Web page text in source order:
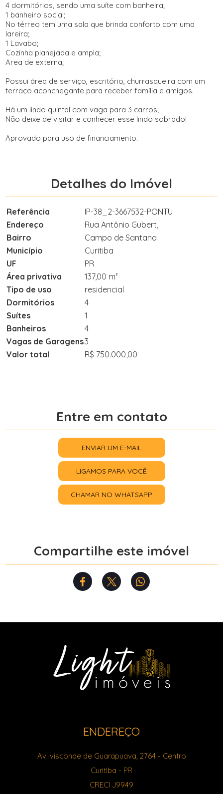
4 dormitórios, sendo uma suíte com banheira;
1 banheiro social;
No térreo tem uma sala que brinda conforto com uma
lareira;
1 Lavabo;
Cozinha planejada e ampla;
Area de externa;
.
Possui área de serviço, escritório, churrasqueira com um
terraço aconchegante para receber família e amigos.
Há um lindo quintal com vaga para 3 carros;
Não deixe de visitar e conhecer esse lindo sobrado!
Aprovado para uso de financiamento.
Detalhes do Imóvel
Referência
IP-38_2-3667532-PONTU
Endereço
Rua Antônio Gubert,
Bairro
Campo de Santana
Município
Curitiba
UF
PR
Área privativa
137,00 m²
Tipo de uso
residencial
Dormitórios
4
Suítes
1
Banheiros
4
Vagas de Garagens3
Valor total
R$ 750.000,00
Entre em contato
ENVIAR UM E-MAIL
LIGAMOS PARA VOCÊ
CHAMAR NO WHATSAPP
Compartilhe este imóvel
ENDEREÇO
Av. visconde de Guarapuava, 2764- Centro
Curitiba - PR
CRECI J9949